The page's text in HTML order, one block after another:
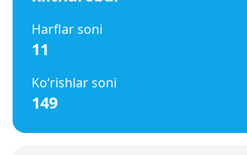
Harflar soni
11
Ko‘rishlar soni
149